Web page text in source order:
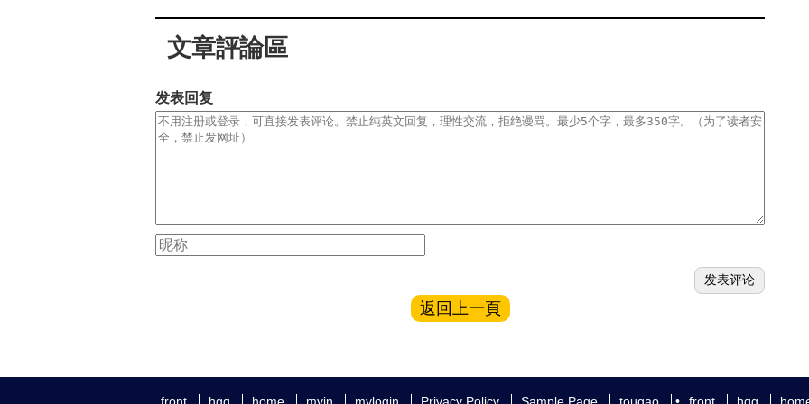
文章評論區
发表回复
返回上一頁